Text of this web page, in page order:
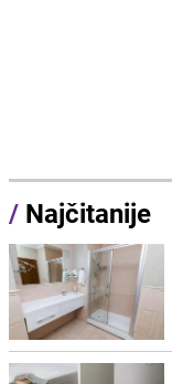
/ Najčitanije